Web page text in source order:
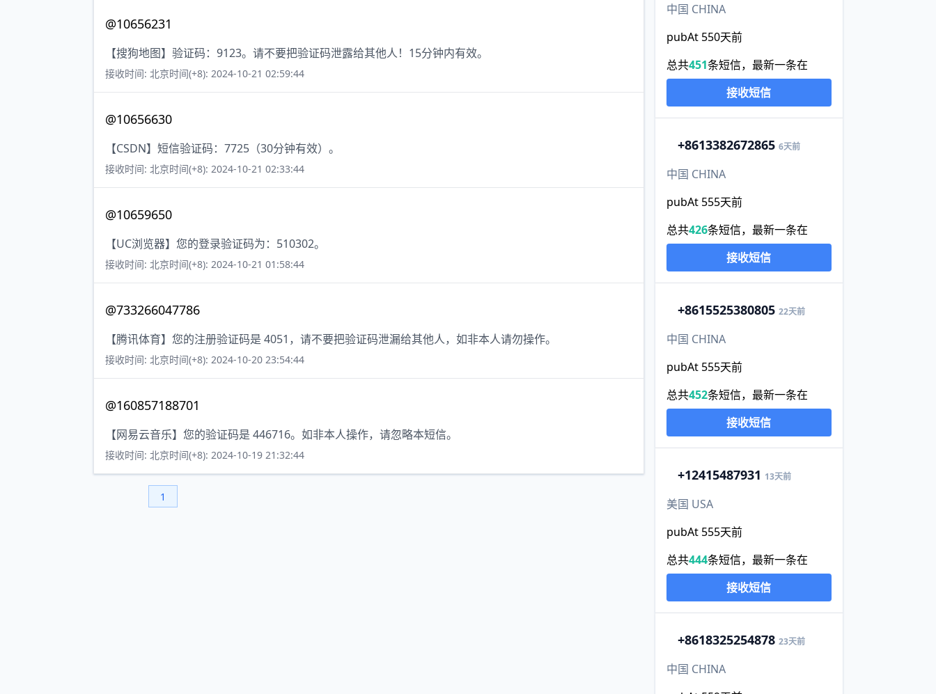
@10656231
【搜狗地图】验证码：9123。请不要把验证码泄露给其他人！15分钟内有效。
接收时间: 北京时间(+8): 2024-10-21 02:59:44
@10656630
【CSDN】短信验证码：7725（30分钟有效）。
接收时间: 北京时间(+8): 2024-10-21 02:33:44
@10659650
【UC浏览器】您的登录验证码为：510302。
接收时间: 北京时间(+8): 2024-10-21 01:58:44
@733266047786
【腾讯体育】您的注册验证码是 4051，请不要把验证码泄漏给其他人，如非本人请勿操作。
接收时间: 北京时间(+8): 2024-10-20 23:54:44
@160857188701
【网易云音乐】您的验证码是 446716。如非本人操作，请忽略本短信。
接收时间: 北京时间(+8): 2024-10-19 21:32:44
1
中国 CHINA
pubAt 550天前
总共451条短信，最新一条在
接收短信
+8613382672865 6天前
中国 CHINA
pubAt 555天前
总共426条短信，最新一条在
接收短信
+8615525380805 22天前
中国 CHINA
pubAt 555天前
总共452条短信，最新一条在
接收短信
+12415487931 13天前
美国 USA
pubAt 555天前
总共444条短信，最新一条在
接收短信
+8618325254878 23天前
中国 CHINA